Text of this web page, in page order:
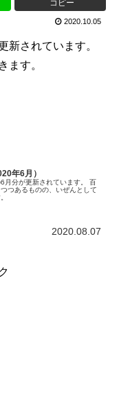
コピー
2020.10.05
新されています。
ます。
年6月）
月分が更新されています。 百
つあるものの、いぜんとして
2020.08.07